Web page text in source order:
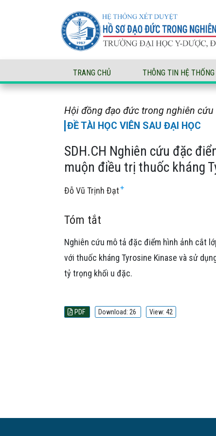
SDH.CH Nghiên cứu đặc điểm hình ảnh
TRANG CHỦ THÔNG TIN HỆ THỐNG
Hội đồng đạo đức trong nghiên cứu
ĐỀ TÀI HỌC VIÊN SAU ĐẠI HỌC
SDH.CH Nghiên cứu đặc
muộn điều trị thuốc kháng
Đỗ Vũ Trịnh Đạt +
Tóm tắt
Nghiên cứu mô tả đặc điểm hình ảnh cắt
với thuốc kháng Tyrosine Kinase và sử
tỷ trọng khối u đặc.
PDF Download: 26 View: 42